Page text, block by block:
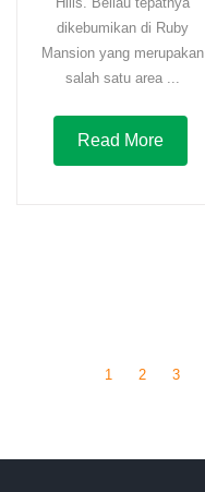
dikebumikan di Ruby
Mansion yang merupakan
salah satu area ...
Read More
1 2 3